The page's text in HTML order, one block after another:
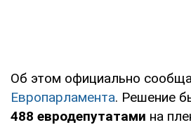
Об этом официально
Европарламента. Решение
488 евродепутатами на